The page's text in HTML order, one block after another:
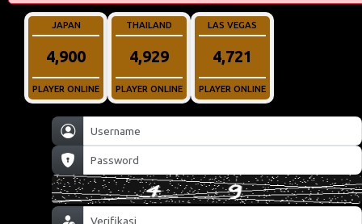
JAPAN
4,971
PLAYER ONLINE
THAILAND
5,049
PLAYER ONLINE
LAS VEGAS
4,716
PLAYER ONLINE